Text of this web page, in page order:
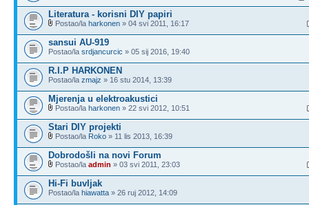
Literatura - korisni DIY papiri
Postao/la harkonen » 04 svi 2011, 16:17
sansui AU-919
Postao/la srdjancurcic » 05 sij 2016, 19:40
R.I.P HARKONEN
Postao/la zmajz » 16 stu 2014, 13:39
Mjerenja u elektroakustici
Postao/la harkonen » 22 svi 2012, 10:51
Stari DIY projekti
Postao/la Roko » 11 lis 2013, 16:39
Dobrodošli na novi Forum
Postao/la admin » 03 svi 2011, 23:03
Hi-Fi buvljak
Postao/la hiawatta » 26 ruj 2012, 14:09